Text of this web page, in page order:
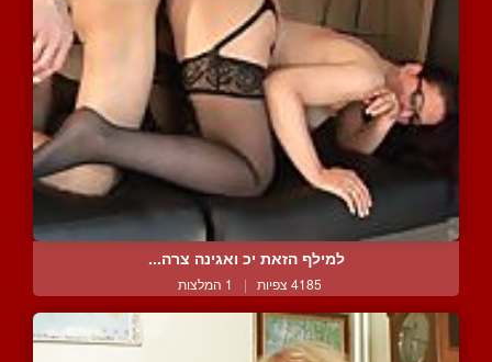
למילף הזאת יכ ואגינה צרה...
4185 צפיות | 1 המלצות